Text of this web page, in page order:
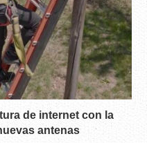
de internet con la
antenas